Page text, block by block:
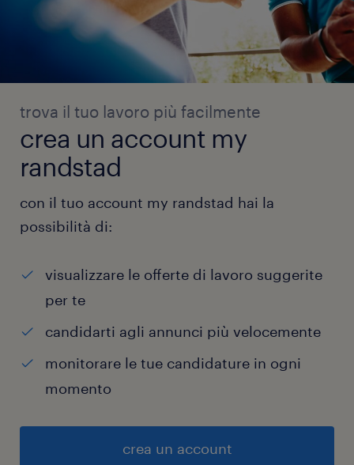
trova il tuo lavoro più facilmente
crea un account my
randstad
con il tuo account my randstad hai la
possibilità di:
visualizzare le offerte di lavoro suggerite
per te
candidarti agli annunci più velocemente
monitorare le tue candidature in ogni
momento
crea un account